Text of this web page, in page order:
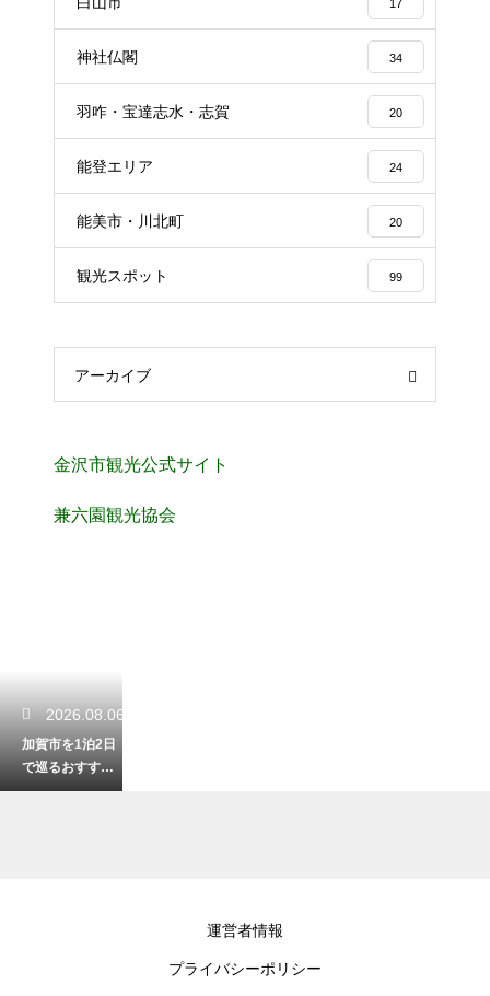
17
神社仏閣 34
羽咋・宝達志水・志賀 20
能登エリア 24
能美市・川北町 20
観光スポット 99
アーカイブ
金沢市観光公式サイト
兼六園観光協会
2026.08.06
加賀市を1泊2日
で巡るおすすめ
ルートは？温泉
運営者情報
プライバシーポリシー